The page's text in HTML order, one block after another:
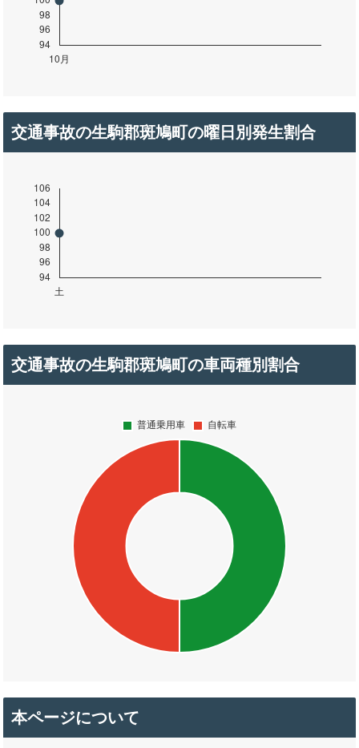
交通事故の生駒郡斑鳩町の曜日別発生割合
交通事故の生駒郡斑鳩町の車両種別割合
本ページについて